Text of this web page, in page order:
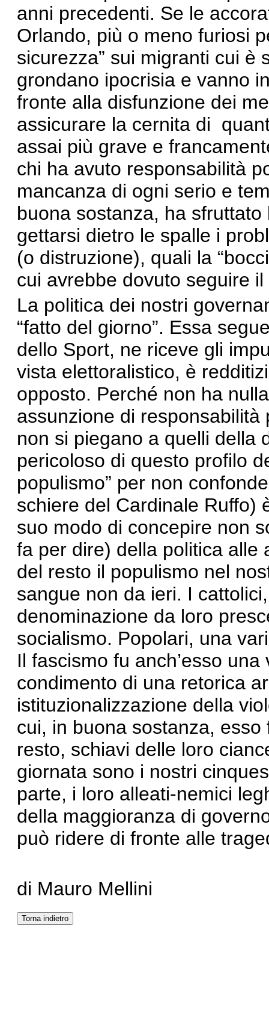
anni precedenti. Se le
Orlando, più o meno furiosi
sicurezza” sui migranti cui è
grondano ipocrisia e vanno
fronte alla disfunzione dei
assicurare la cernita di
assai più grave e
chi ha avuto responsabilità
mancanza di ogni serio e
buona sostanza, ha sfruttato
gettarsi dietro le spalle i
(o distruzione), quali la
cui avrebbe dovuto seguire
La politica dei nostri
“fatto del giorno”. Essa
dello Sport, ne riceve gli
vista elettoralistico, è
opposto. Perché non ha
assunzione di
non si piegano a quelli della
pericoloso di questo profilo
populismo” per non
schiere del Cardinale Ruffo)
suo modo di concepire non
fa per dire) della politica alle
del resto il populismo nel
sangue non da ieri. I
denominazione da loro
socialismo. Popolari, una
Il fascismo fu anch’esso
condimento di una retorica
istituzionalizzazione della
cui, in buona sostanza,
resto, schiavi delle loro
giornata sono i nostri
parte, i loro alleati-nemici
della maggioranza di
può ridere di fronte alle
di Mauro Mellini